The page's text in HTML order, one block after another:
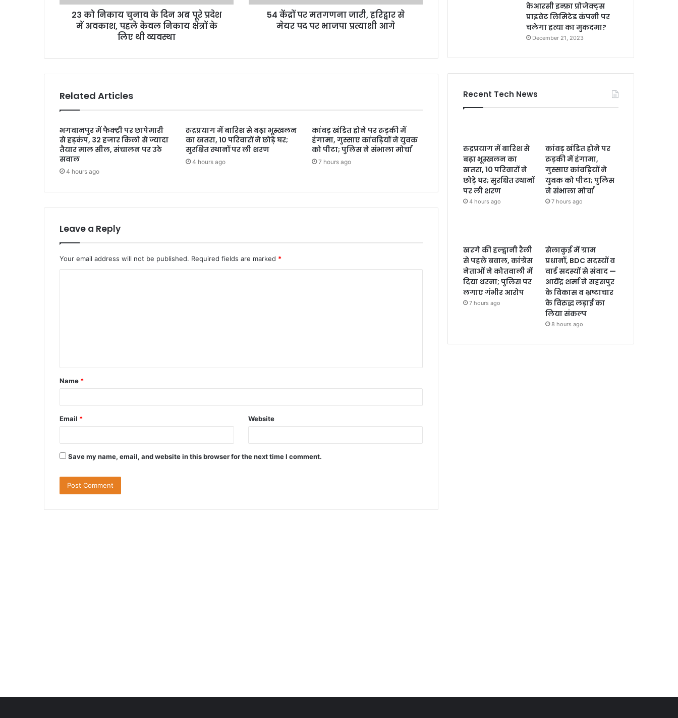
23 को निकाय चुनाव के दिन अब पूरे प्रदेश
में अवकाश, पहले केवल निकाय क्षेत्रों के
लिए थी व्यवस्था
54 केंद्रों पर मतगणना जारी, हरिद्वार से
मेयर पद पर भाजपा प्रत्याशी आगे
Related Articles
भगवानपुर में फैक्ट्री पर छापेमारी
से हड़कंप, 32 हजार किलो से ज्यादा
तैयार माल सील, संचालन पर उठे
सवाल
4 hours ago
रुद्रप्रयाग में बारिश से बढ़ा भूस्खलन
का खतरा, 10 परिवारों ने छोड़े घर;
सुरक्षित स्थानों पर ली शरण
4 hours ago
कांवड़ खंडित होने पर रुड़की में
हंगामा, गुस्साए कांवड़ियों ने युवक
को पीटा; पुलिस ने संभाला मोर्चा
7 hours ago
Leave a Reply
Your email address will not be published. Required fields are marked *
t
*
Name *
Email * Website
Save my name, email, and website in this browser for the next time I comment.
केआरसी इन्फ्रा प्रोजेक्ट्स
प्राइवेट लिमिटेड कंपनी पर
चलेगा हत्या का मुकदमा?
December 21, 2023
Recent Tech News
रुद्रप्रयाग में बारिश से
बढ़ा भूस्खलन का
खतरा, 10 परिवारों ने
छोड़े घर; सुरक्षित स्थानों
पर ली शरण
4 hours ago
कांवड़ खंडित होने पर
रुड़की में हंगामा,
गुस्साए कांवड़ियों ने
युवक को पीटा; पुलिस
ने संभाला मोर्चा
7 hours ago
खरगे की हल्द्वानी रैली
से पहले बवाल, कांग्रेस
नेताओं ने कोतवाली में
दिया धरना; पुलिस पर
लगाए गंभीर आरोप
7 hours ago
सेलाकुई में ग्राम
प्रधानों, BDC सदस्यों व
वार्ड सदस्यों से संवाद —
आर्येंद्र शर्मा ने सहसपुर
के विकास व भ्रष्टाचार
के विरुद्ध लड़ाई का
लिया संकल्प
8 hours ago